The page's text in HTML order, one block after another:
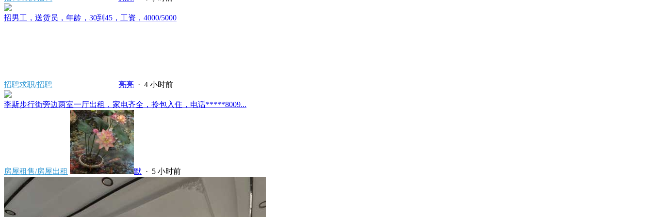
招男工，送货员，年龄，30到45，工资，4000/5000
招聘求职/招聘 亮亮 · 4 小时前
李斯步行街旁边两室一厅出租，家电齐全，拎包入住，电话*****8009...
房屋租售/房屋出租 默 · 5 小时前